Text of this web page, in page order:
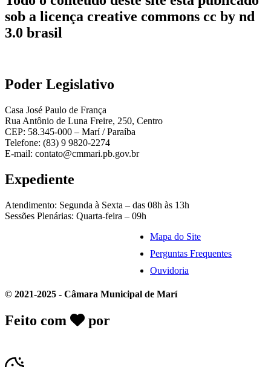
sob a licença creative commons cc by nd
3.0 brasil
Poder Legislativo
Casa José Paulo de França
Rua Antônio de Luna Freire, 250, Centro
CEP: 58.345-000 – Marí / Paraíba
Telefone: (83) 9 9820-2274
E-mail: contato@cmmari.pb.gov.br
Expediente
Atendimento: Segunda à Sexta – das 08h às 13h
Sessões Plenárias: Quarta-feira – 09h
Mapa do Site
Perguntas Frequentes
Ouvidoria
© 2021-2025 - Câmara Municipal de Marí
Feito com por